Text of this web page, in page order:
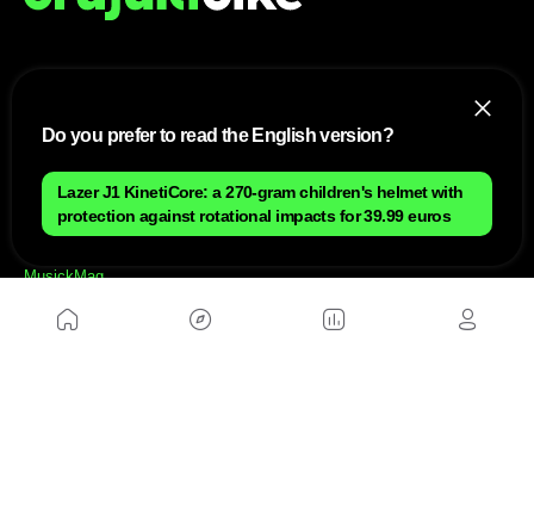
Sitemap
Arbeite mit uns
PARTNERSEITEN
MusickMag
FOLGE UNS
Do you prefer to read the English version?
Lazer J1 KinetiCore: a 270-gram children's helmet with
protection against rotational impacts for 39.99 euros